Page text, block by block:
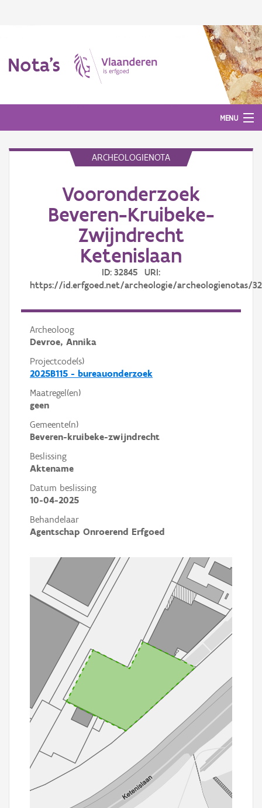
Nota's
MENU
ARCHEOLOGIENOTA
Vooronderzoek
Beveren-Kruibeke-
Zwijndrecht
Ketenislaan
ID: 32845 URI:
https://id.erfgoed.net/archeologie/archeologienotas/
Archeoloog
Devroe, Annika
Projectcode(s)
2025B115 - bureauonderzoek
Maatregel(en)
geen
Gemeente(n)
Beveren-kruibeke-zwijndrecht
Beslissing
Aktename
Datum beslissing
10-04-2025
Behandelaar
Agentschap Onroerend Erfgoed